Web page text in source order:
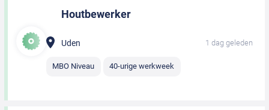
Houtbewerker
Uden 1 dag geleden
MBO Niveau 40-urige werkweek